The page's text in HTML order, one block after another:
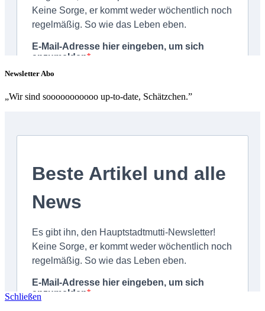
Newsletter Abo
„Wir sind sooooooooooo up-to-date, Schätzchen.”
Schließen